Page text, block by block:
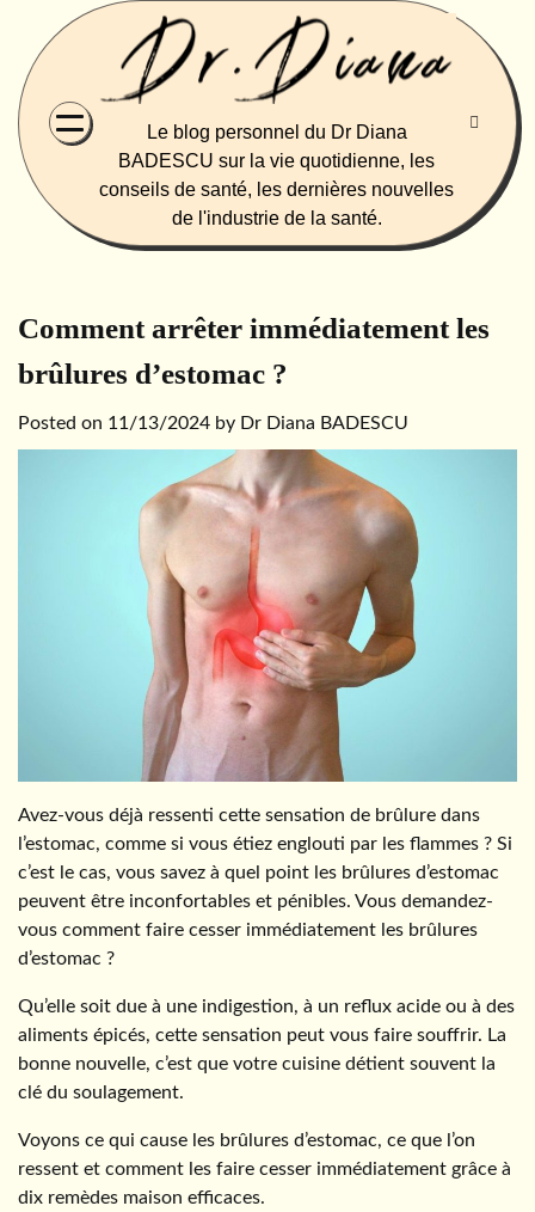
content
Le blog personnel du Dr Diana
BADESCU sur la vie quotidienne, les
conseils de santé, les dernières nouvelles
de l'industrie de la santé.
Comment arrêter immédiatement les
brûlures d’estomac ?
Posted on 11/13/2024 by Dr Diana BADESCU
Avez-vous déjà ressenti cette sensation de brûlure dans
l’estomac, comme si vous étiez englouti par les flammes ? Si
c’est le cas, vous savez à quel point les brûlures d’estomac
peuvent être inconfortables et pénibles. Vous demandez-
vous comment faire cesser immédiatement les brûlures
d’estomac ?
Qu’elle soit due à une indigestion, à un reflux acide ou à des
aliments épicés, cette sensation peut vous faire souffrir. La
bonne nouvelle, c’est que votre cuisine détient souvent la
clé du soulagement.
Voyons ce qui cause les brûlures d’estomac, ce que l’on
ressent et comment les faire cesser immédiatement grâce à
dix remèdes maison efficaces.